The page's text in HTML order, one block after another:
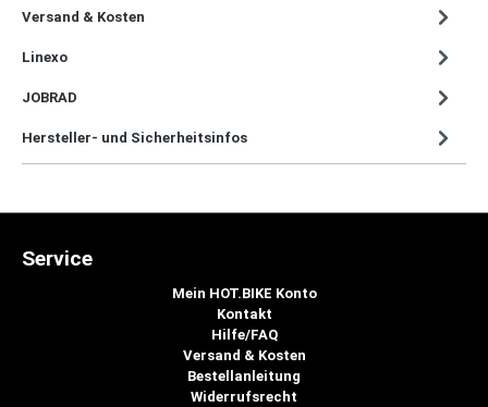
Versand & Kosten
Linexo
JOBRAD
Hersteller- und Sicherheitsinfos
Service
Mein HOT.BIKE Konto
Kontakt
Hilfe/FAQ
Versand & Kosten
Bestellanleitung
Widerrufsrecht